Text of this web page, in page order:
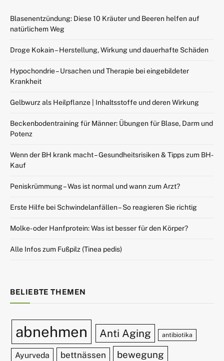
Blasenentzündung: Diese 10 Kräuter und Beeren helfen auf
natürlichem Weg
Droge Kokain – Herstellung, Wirkung und dauerhafte Schäden
Hypochondrie – Ursachen und Therapie bei eingebildeter
Krankheit
Gelbwurz als Heilpflanze | Inhaltsstoffe und deren Wirkung
Beckenbodentraining für Männer: Übungen für Blase, Darm und
Potenz
Wenn der BH krank macht – Gesundheitsrisiken & Tipps zum BH-
Kauf
Peniskrümmung – Was ist normal und wann zum Arzt?
Erste Hilfe bei Schwindelanfällen – So reagieren Sie richtig
Molke- oder Hanfprotein: Was ist besser für den Körper?
Alle Infos zum Fußpilz (Tinea pedis)
BELIEBTE THEMEN
abnehmen Anti Aging antibiotika
Ayurveda bettnässen bewegung